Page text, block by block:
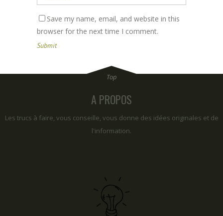
Save my name, email, and website in this
browser for the next time I comment.
A PROPOS
Les trucs à faire, vous conseille, vous donne des idées originales et de
l'information.